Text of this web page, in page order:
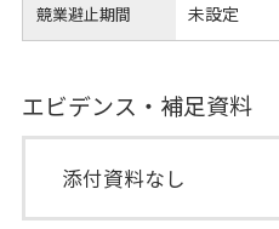
競業避止期間 未設定
エビデンス・補足資料
添付資料なし